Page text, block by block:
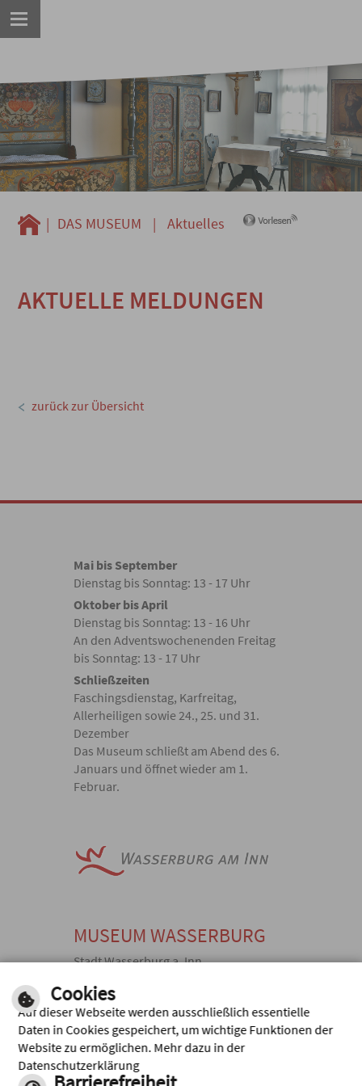
| DAS MUSEUM | Aktuelles
AKTUELLE MELDUNGEN
zurück zur Übersicht
Mai bis September
Dienstag bis Sonntag: 13 - 17 Uhr
Oktober bis April
Dienstag bis Sonntag: 13 - 16 Uhr
An den Adventswochenenden Freitag
bis Sonntag: 13 - 17 Uhr
Schließzeiten
Faschingsdienstag, Karfreitag,
Allerheiligen sowie 24., 25. und 31.
Dezember
Das Museum schließt am Abend des 6.
Januars und öffnet wieder am 1.
Februar.
MUSEUM WASSERBURG
Stadt Wasserburg a. Inn
a. Inn
TEL: +49
(0) 8071
925290,
FAX: +49
(0) 8071
922284,
E-
MAIL
SEND
Cookies
Auf dieser Webseite werden ausschließlich essentielle
Daten in Cookies gespeichert, um wichtige Funktionen der
Website zu ermöglichen. Mehr dazu in der
Datenschutzerklärung